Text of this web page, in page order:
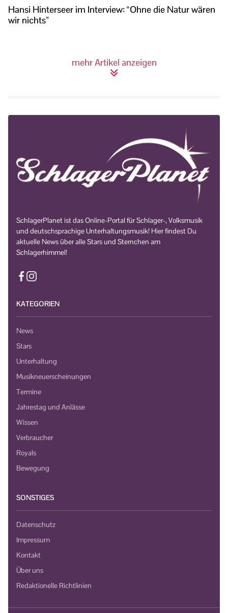
Hansi Hinterseer im Interview: “Ohne die Natur wären
wir nichts”
mehr Artikel anzeigen
SchlagerPlanet ist das Online-Portal für Schlager-, Volksmusik
und deutschsprachige Unterhaltungsmusik! Hier findest Du
aktuelle News über alle Stars und Sternchen am
Schlagerhimmel!
KATEGORIEN
News
Stars
Unterhaltung
Musikneuerscheinungen
Termine
Jahrestag und Anlässe
Wissen
Verbraucher
Royals
Bewegung
SONSTIGES
Datenschutz
Impressum
Kontakt
Über uns
Redaktionelle Richtlinien